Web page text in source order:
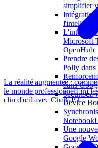
simplifier
Microsoft
OpenHub
Prendre
Polly dans
dans
Sécurisez
Device
Une
Google
La réalité augmentée :
le monde professionnelFini
clin d'œil avec ChatGPT